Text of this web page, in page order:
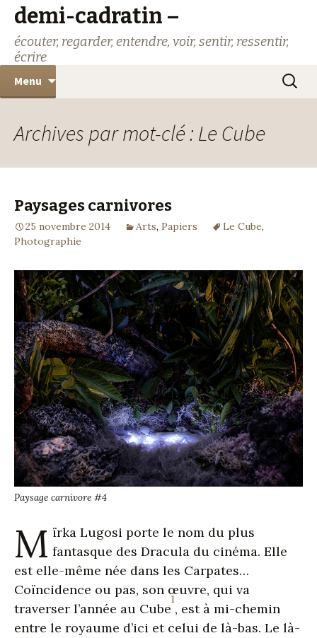
demi-cadratin –
écouter, regarder, entendre, voir, sentir, ressentir,
écrire
Menu
au
Archives par mot-clé : Le Cube
Paysages carnivores
25 novembre 2014 Arts, Papiers Le Cube,
Photographie
Paysage carnivore #4
M ïrka Lugosi porte le nom du plus
fantasque des Dracula du cinéma. Elle
est elle-même née dans les Carpates…
Coïncidence ou pas, son œuvre, qui va
traverser l’année au Cube
1
, est à mi-chemin
entre le royaume d’ici et celui de là-bas. Le là-